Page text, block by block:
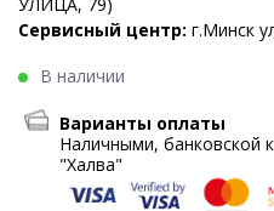
Сервисный центр: г.Минск
В наличии
Варианты оплаты
Наличными, банковской
"Халва"